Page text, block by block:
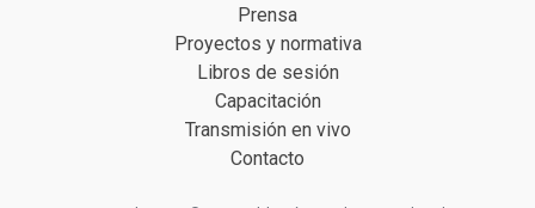
Prensa
Proyectos y normativa
Libros de sesión
Capacitación
Transmisión en vivo
Contacto